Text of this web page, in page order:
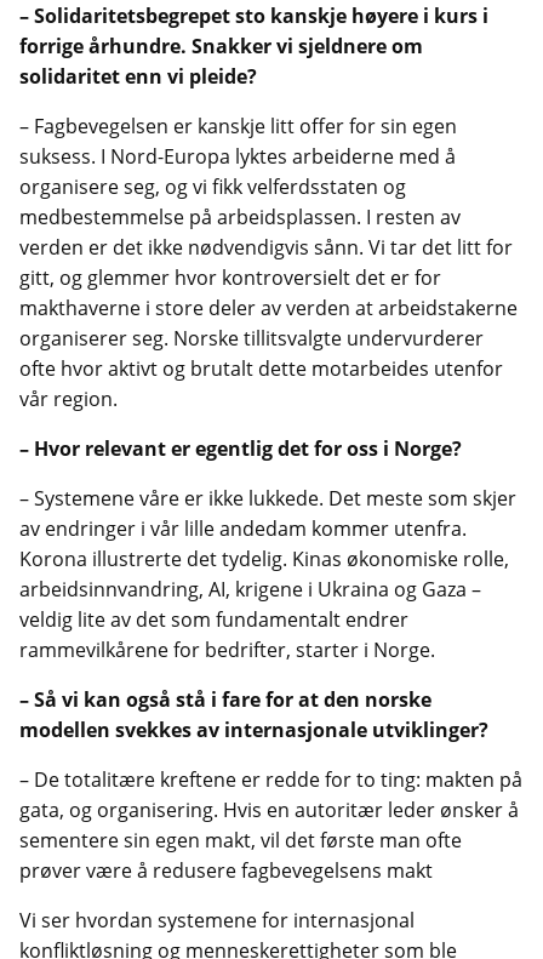
– Solidaritetsbegrepet sto kanskje høyere i kurs i
forrige århundre. Snakker vi sjeldnere om
solidaritet enn vi pleide?
– Fagbevegelsen er kanskje litt offer for sin egen
suksess. I Nord-Europa lyktes arbeiderne med å
organisere seg, og vi fikk velferdsstaten og
medbestemmelse på arbeidsplassen. I resten av
verden er det ikke nødvendigvis sånn. Vi tar det litt for
gitt, og glemmer hvor kontroversielt det er for
makthaverne i store deler av verden at arbeidstakerne
organiserer seg. Norske tillitsvalgte undervurderer
ofte hvor aktivt og brutalt dette motarbeides utenfor
vår region.
– Hvor relevant er egentlig det for oss i Norge?
– Systemene våre er ikke lukkede. Det meste som skjer
av endringer i vår lille andedam kommer utenfra.
Korona illustrerte det tydelig. Kinas økonomiske rolle,
arbeidsinnvandring, AI, krigene i Ukraina og Gaza –
veldig lite av det som fundamentalt endrer
rammevilkårene for bedrifter, starter i Norge.
– Så vi kan også stå i fare for at den norske
modellen svekkes av internasjonale utviklinger?
– De totalitære kreftene er redde for to ting: makten på
gata, og organisering. Hvis en autoritær leder ønsker å
sementere sin egen makt, vil det første man ofte
prøver være å redusere fagbevegelsens makt
Vi ser hvordan systemene for internasjonal
konfliktløsning og menneskerettigheter som ble